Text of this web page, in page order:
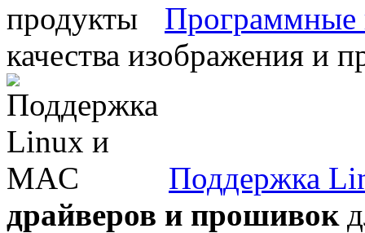
Программные
качества изображения и
Поддержка
драйверов и прошивок